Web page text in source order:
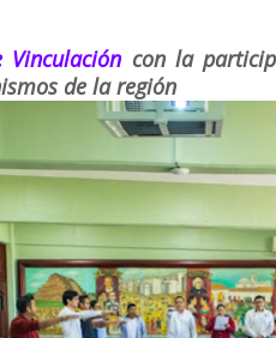
Vinculacióncon la
de la región